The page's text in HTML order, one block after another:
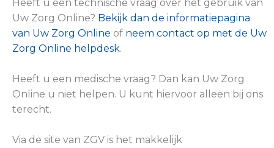
Heeft u een technische vraag over het gebruik van
Uw Zorg Online? Bekijk dan de informatiepagina
van Uw Zorg Online of neem contact op met de Uw
Zorg Online helpdesk.
Heeft u een medische vraag? Dan kan Uw Zorg
Online u niet helpen. U kunt hiervoor alleen bij ons
terecht.
Via de site van ZGV is het makkelijk